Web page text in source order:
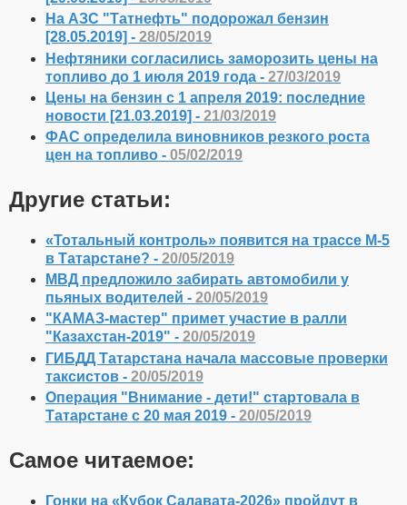
На АЗС "Татнефть" подорожал бензин
[28.05.2019] - 28/05/2019
Нефтяники согласились заморозить цены на
топливо до 1 июля 2019 года - 27/03/2019
Цены на бензин с 1 апреля 2019: последние
новости [21.03.2019] - 21/03/2019
ФАС определила виновников резкого роста
цен на топливо - 05/02/2019
Другие статьи:
«Тотальный контроль» появится на трассе М-5
в Татарстане? - 20/05/2019
МВД предложило забирать автомобили у
пьяных водителей - 20/05/2019
"КАМАЗ-мастер" примет участие в ралли
"Казахстан-2019" - 20/05/2019
ГИБДД Татарстана начала массовые проверки
таксистов - 20/05/2019
Операция "Внимание - дети!" стартовала в
Татарстане с 20 мая 2019 - 20/05/2019
Самое читаемое:
Гонки на «Кубок Салавата-2026» пройдут в